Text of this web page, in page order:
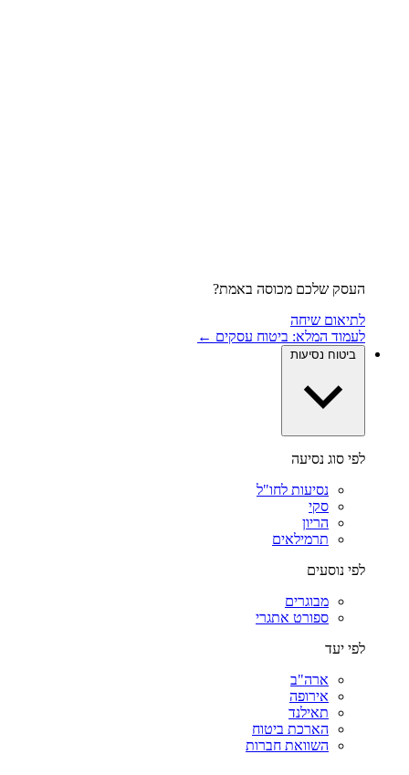
העסק שלכם מכוסה באמת?
לתיאום שיחה
לעמוד המלא: ביטוח עסקים ←
ביטוח נסיעות
לפי סוג נסיעה
נסיעות לחו"ל
סקי
הריון
תרמילאים
לפי נוסעים
מבוגרים
ספורט אתגרי
לפי יעד
ארה"ב
אירופה
תאילנד
הארכת ביטוח
השוואת חברות